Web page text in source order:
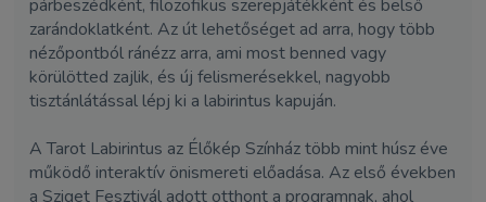
párbeszédként, filozofikus szerepjátékként és belső
zarándoklatként. Az út lehetőséget ad arra, hogy több
nézőpontból ránézz arra, ami most benned vagy
körülötted zajlik, és új felismerésekkel, nagyobb
tisztánlátással lépj ki a labirintus kapuján.
A Tarot Labirintus az Élőkép Színház több mint húsz éve
működő interaktív önismereti előadása. Az első években
a Sziget Fesztivál adott otthont a programnak, ahol